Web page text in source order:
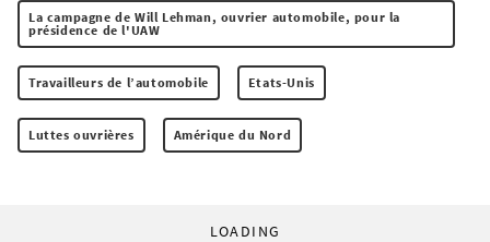
La campagne de Will Lehman, ouvrier automobile, pour la
présidence de l'UAW
Travailleurs de l’automobile Etats-Unis
Luttes ouvrières Amérique du Nord
LOADING